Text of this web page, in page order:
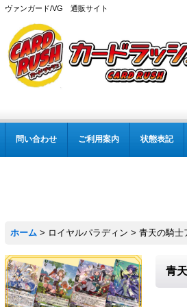
ヴァンガード/VG 通販サイト
問い合わせ ご利用案内 状態表記
ホーム > ロイヤルパラディン > 青天の騎士
青